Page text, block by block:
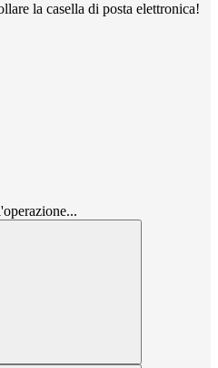
la casella di posta elettronica!